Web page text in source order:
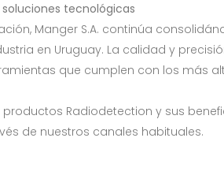
tecnológicas
Manger S.A. continúa
en Uruguay. La calidad y
que cumplen con los más
Radiodetection y sus
de nuestros canales habituales.